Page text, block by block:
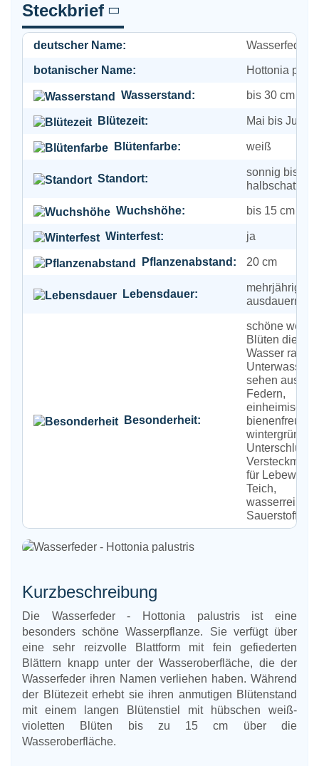
Steckbrief
deutscher Name: Wasserfeder
botanischer Name: Hottonia
Wasserstand: bis 30 cm
Blütezeit: Mai bis Juli
Blütenfarbe: weiß
Standort:
sonnig bis
halbschattig
Wuchshöhe: bis 15 cm
Winterfest: ja
Pflanzenabstand: 20 cm
Lebensdauer:
mehrjährig,
ausdauernd
Besonderheit:
schöne weiße
Blüten die
Wasser ragen,
sehen aus wie
Federn,
einheimisch,
wintergrün,
Unterschlupf
für
Teich,
Kurzbeschreibung
Die Wasserfeder - Hottonia palustris ist eine
besonders schöne Wasserpflanze. Sie verfügt über
eine sehr reizvolle Blattform mit fein gefiederten
Blättern knapp unter der Wasseroberfläche, die der
Wasserfeder ihren Namen verliehen haben. Während
der Blütezeit erhebt sie ihren anmutigen Blütenstand
mit einem langen Blütenstiel mit hübschen weiß-
violetten Blüten bis zu 15 cm über die
Wasseroberfläche.